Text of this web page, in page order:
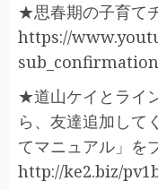
★思春期の子育て
https://
★道山ケイとライ
ら、友達追加して
てマニュアル」
http://ke2.biz/